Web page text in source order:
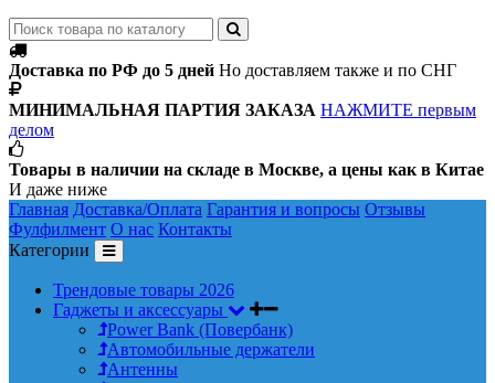
Доставка по РФ до 5 дней Но доставляем также и по СНГ
МИНИМАЛЬНАЯ ПАРТИЯ ЗАКАЗА НАЖМИТЕ первым
делом
Товары в наличии на складе в Москве, а цены как в Китае
И даже ниже
Главная Доставка/Оплата Гарантия и вопросы Отзывы
Фулфилмент О нас Контакты
Категории
Трендовые товары 2026
Гаджеты и аксессуары
Power Bank (Повербанк)
Автомобильные держатели
Антенны